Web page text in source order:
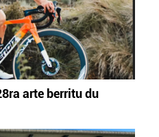
arte berritu du